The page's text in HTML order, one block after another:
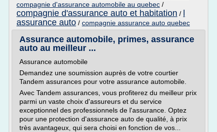
compagnie d'assurance automobile au quebec /
compagnie d'assurance auto et habitation /
assurance auto / compagnie assurance auto quebec
Assurance automobile, primes, assurance
auto au meilleur ...
Assurance automobile
Demandez une soumission auprès de votre courtier
Tandem assurances pour votre assurance automobile.
Avec Tandem assurances, vous profiterez du meilleur prix
parmi un vaste choix d'assureurs et du service
exceptionnel des professionnels de l'assurance. Optez
pour une protection d'assurance auto de qualité, à prix
très avantageux, qui sera choisi en fonction de vos...